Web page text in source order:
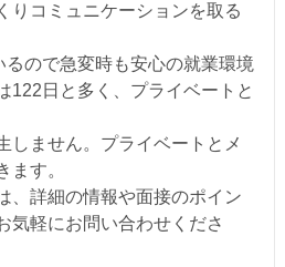
りコミュニケーションを取る
ので急変時も安心の就業環境
122日と多く、プライベートと
しません。プライベートとメ
ます。
、詳細の情報や面接のポイン
気軽にお問い合わせくださ